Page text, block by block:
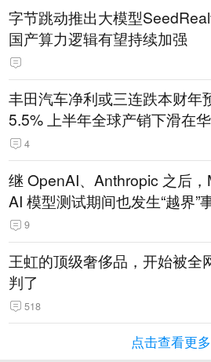
字节跳动推出大模型
国产算力逻辑有望持续加强
丰田汽车净利或三连跌本财年
5.5% 上半年全球产销下滑在
14.3万辆
4
继 OpenAI、Anthropic 之后
AI 模型测试期间也发生“越界”
9
王虹的顶级奢侈品，开始被全
判了
518
点击查看更多